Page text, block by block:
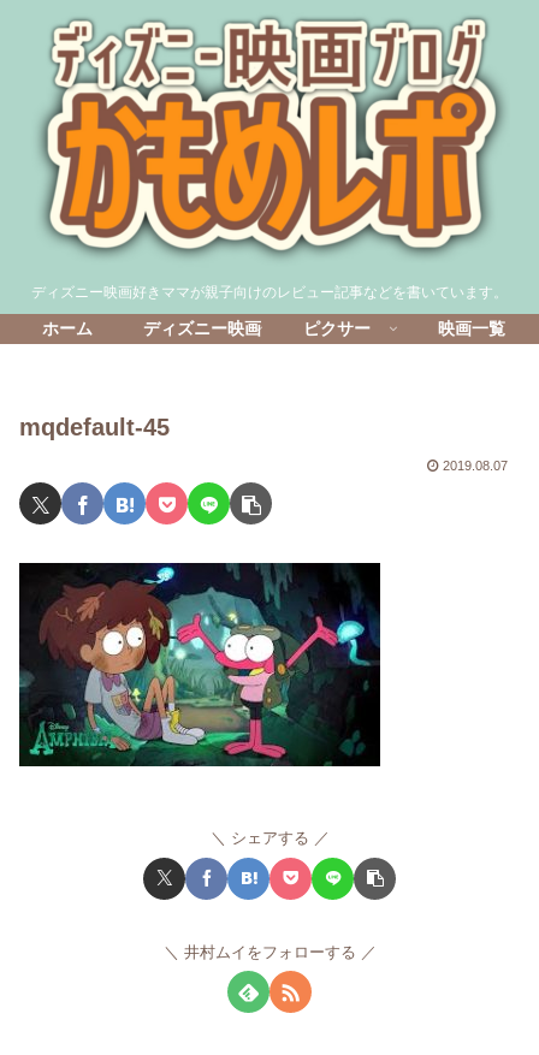
ディズニー映画好きママが親子向けのレビュー記事などを書いています。
ホーム ディズニー映画 ピクサー 映画一覧
mqdefault-45
2019.08.07
シェアする
井村ムイをフォローする